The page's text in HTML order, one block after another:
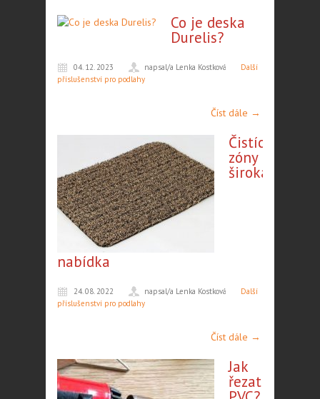
Co je deska
Durelis?
04. 12. 2023 napsal/a Lenka Kostková
Další
příslušenství pro podlahy
Číst dále →
Čistící
zóny |
široká
nabídka
24. 08. 2022 napsal/a Lenka Kostková
Další
příslušenství pro podlahy
Číst dále →
Jak
řezat